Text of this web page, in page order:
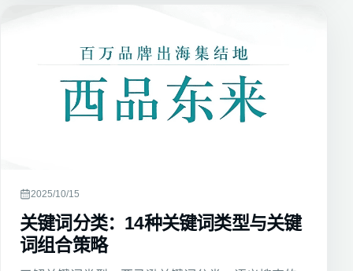
2025/10/15
关键词分类：14种关键词类型与关键
词组合策略